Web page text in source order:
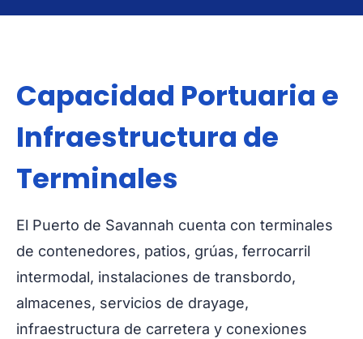
Capacidad Portuaria e
Infraestructura de
Terminales
El Puerto de Savannah cuenta con terminales
de contenedores, patios, grúas, ferrocarril
intermodal, instalaciones de transbordo,
almacenes, servicios de drayage,
infraestructura de carretera y conexiones